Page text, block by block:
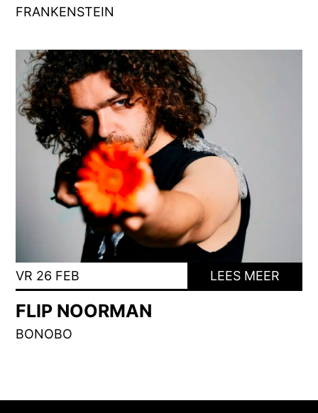
FRANKENSTEIN
VR 26 FEB LEES MEER
FLIP NOORMAN
BONOBO